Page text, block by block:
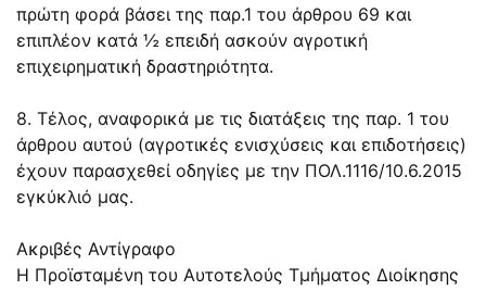
πρώτη φορά βάσει της παρ.1 του άρθρου 69 και
επιπλέον κατά ½ επειδή ασκούν αγροτική
επιχειρηματική δραστηριότητα.
8. Τέλος, αναφορικά με τις διατάξεις της παρ. 1 του
άρθρου αυτού (αγροτικές ενισχύσεις και επιδοτήσεις)
έχουν παρασχεθεί οδηγίες με την ΠΟΛ.1116/10.6.2015
εγκύκλιό μας.
Ακριβές Αντίγραφο
Η Προϊσταμένη του Αυτοτελούς Τμήματος Διοίκησης